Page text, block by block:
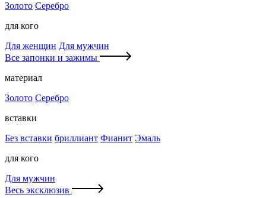
Золото Серебро
для кого
Для женщин Для мужчин
Все запонки и зажимы
материал
Золото Серебро
вставки
Без вставки бриллиант Фианит Эмаль
для кого
Для мужчин
Весь эксклюзив